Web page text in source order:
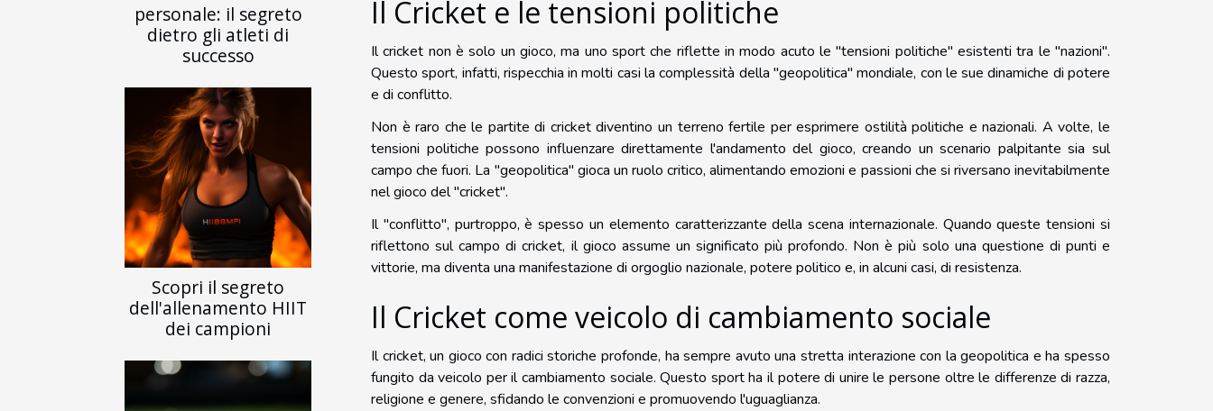
personale: il segreto
dietro gli atleti di
successo
Scopri il segreto
dell'allenamento HIIT
dei campioni
Il Cricket e le tensioni politiche
Il cricket non è solo un gioco, ma uno sport che riflette in modo acuto le "tensioni politiche" esistenti tra le "nazioni".
Questo sport, infatti, rispecchia in molti casi la complessità della "geopolitica" mondiale, con le sue dinamiche di potere
e di conflitto.
Non è raro che le partite di cricket diventino un terreno fertile per esprimere ostilità politiche e nazionali. A volte, le
tensioni politiche possono influenzare direttamente l'andamento del gioco, creando un scenario palpitante sia sul
campo che fuori. La "geopolitica" gioca un ruolo critico, alimentando emozioni e passioni che si riversano inevitabilmente
nel gioco del "cricket".
Il "conflitto", purtroppo, è spesso un elemento caratterizzante della scena internazionale. Quando queste tensioni si
riflettono sul campo di cricket, il gioco assume un significato più profondo. Non è più solo una questione di punti e
vittorie, ma diventa una manifestazione di orgoglio nazionale, potere politico e, in alcuni casi, di resistenza.
Il Cricket come veicolo di cambiamento sociale
Il cricket, un gioco con radici storiche profonde, ha sempre avuto una stretta interazione con la geopolitica e ha spesso
fungito da veicolo per il cambiamento sociale. Questo sport ha il potere di unire le persone oltre le differenze di razza,
religione e genere, sfidando le convenzioni e promuovendo l'uguaglianza.